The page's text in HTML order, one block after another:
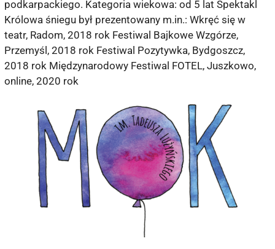
podkarpackiego. Kategoria wiekowa: od 5 lat Spektakl
Królowa śniegu był prezentowany m.in.: Wkręć się w
teatr, Radom, 2018 rok Festiwal Bajkowe Wzgórze,
Przemyśl, 2018 rok Festiwal Pozytywka, Bydgoszcz,
2018 rok Międzynarodowy Festiwal FOTEL, Juszkowo,
online, 2020 rok